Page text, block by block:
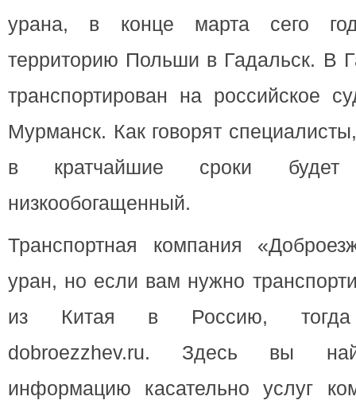
урана, в конце марта сего
территорию Польши в Гадальск. В
транспортирован на российское
Мурманск. Как говорят
в кратчайшие сроки будет
низкообогащенный.
Транспортная компания
уран, но если вам нужно
из Китая в Россию, тогда
dobroezzhev.ru. Здесь вы
информацию касательно услуг